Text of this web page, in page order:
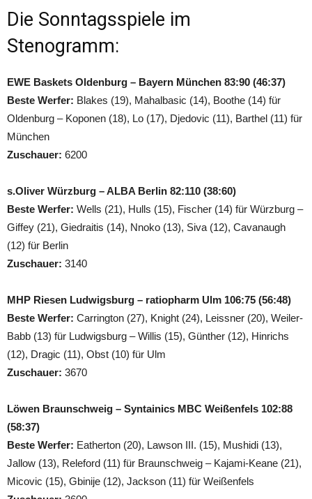
Die Sonntagsspiele im
Stenogramm:
EWE Baskets Oldenburg – Bayern München 83:90 (46:37)
Beste Werfer: Blakes (19), Mahalbasic (14), Boothe (14) für
Oldenburg – Koponen (18), Lo (17), Djedovic (11), Barthel (11) für
München
Zuschauer: 6200
s.Oliver Würzburg – ALBA Berlin 82:110 (38:60)
Beste Werfer: Wells (21), Hulls (15), Fischer (14) für Würzburg –
Giffey (21), Giedraitis (14), Nnoko (13), Siva (12), Cavanaugh
(12) für Berlin
Zuschauer: 3140
MHP Riesen Ludwigsburg – ratiopharm Ulm 106:75 (56:48)
Beste Werfer: Carrington (27), Knight (24), Leissner (20), Weiler-
Babb (13) für Ludwigsburg – Willis (15), Günther (12), Hinrichs
(12), Dragic (11), Obst (10) für Ulm
Zuschauer: 3670
Löwen Braunschweig – Syntainics MBC Weißenfels 102:88
(58:37)
Beste Werfer: Eatherton (20), Lawson III. (15), Mushidi (13),
Jallow (13), Releford (11) für Braunschweig – Kajami-Keane (21),
Micovic (15), Gbinije (12), Jackson (11) für Weißenfels